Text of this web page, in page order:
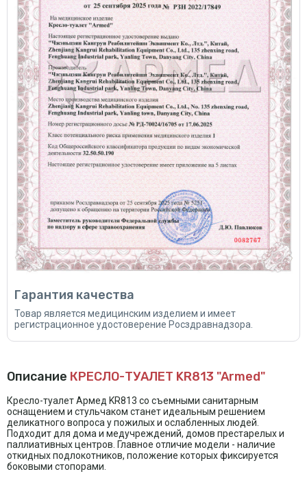
Гарантия качества
Товар является медицинским изделием и имеет
регистрационное удостоверение Росздравнадзора.
Описание КРЕСЛО-ТУАЛЕТ KR813 "Armed"
Кресло-туалет Армед KR813 со съемными санитарным
оснащением и стульчаком станет идеальным решением
деликатного вопроса у пожилых и ослабленных людей.
Подходит для дома и медучреждений, домов престарелых и
паллиативных центров. Главное отличие модели - наличие
откидных подлокотников, положение которых фиксируется
боковыми стопорами.